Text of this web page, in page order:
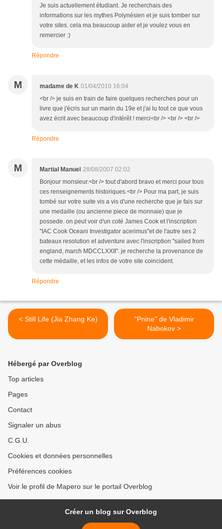
Je suis actuellement étudiant. Je recherchais des
informations sur les mythes Polynésien et je suis tomber sur
votre sites. cela ma beaucoup aider et je voulez vous en
remercier :)
Répondre
M madame de K 01/04/2010 16:04
<br /> je suis en train de faire quelques recherches pour un
livre que j'écris sur un marin du 19e et j'ai lu tout ce que vous
avez écrit avec beaucoup d'intérêt ! merci<br /> <br /> <br />
Répondre
M Martial Manuel 28/08/2007 02:02
Bonjour monsieur.<br /> tout d'abord bravo et merci pour tous
ces renseignements historiques.<br /> Pour ma part, je suis
tombé sur votre suite vis a vis d'une recherche que je fais sur
une medaille (ou ancienne piece de monnaie) que je
possede. on peut voir d'un coté James Cook et l'inscription
"IAC Cook Oceani Investigator acerimus"et de l'autre ses 2
bateaux resolution et adventure avec l'inscription "sailed from
england, march MDCCLXXII". je recherche la provenance de
cette médaille, et les infos de votre site coincident.
Répondre
< Still Life (Jia Zhang Ke)
"Pnine" de Vladimir
Nabokov >
Hébergé par Overblog
Top articles
Pages
Contact
Signaler un abus
C.G.U.
Cookies et données personnelles
Préférences cookies
Voir le profil de Mapero sur le portail Overblog
Créer un blog sur Overblog